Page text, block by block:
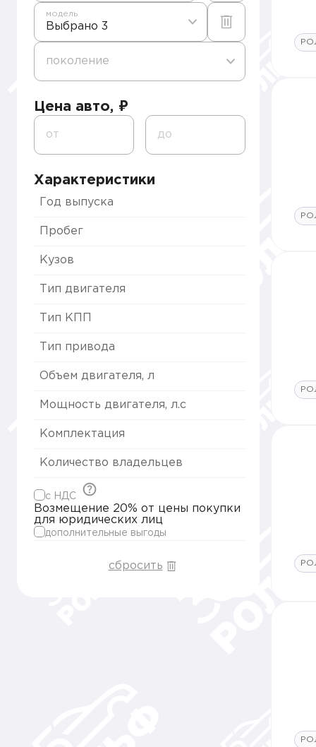
Выбрано 3
модель
поколение
Цена авто, ₽
от до
Характеристики
Год выпуска
Пробег
Кузов
Тип двигателя
Тип КПП
Тип привода
Объем двигателя, л
Мощность двигателя, л.с
Комплектация
Количество владельцев
c НДС
Возмещение 20% от цены покупки
для юридических лиц
дополнительные выгоды
сбросить